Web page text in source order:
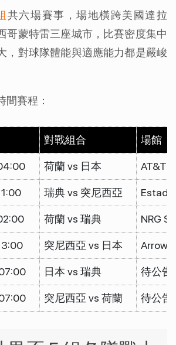
共六場賽事，場地橫跨美國達拉
哥蒙特雷三座城市，比賽密度集中
，對球隊體能與適應能力都是嚴峻
間賽程：
對戰組合 場館
荷蘭 vs 日本 AT&T
瑞典 vs 突尼西亞
荷蘭 vs 瑞典 NRG
突尼西亞 vs 日本
日本 vs 瑞典 待公告
突尼西亞 vs 荷蘭 待公告